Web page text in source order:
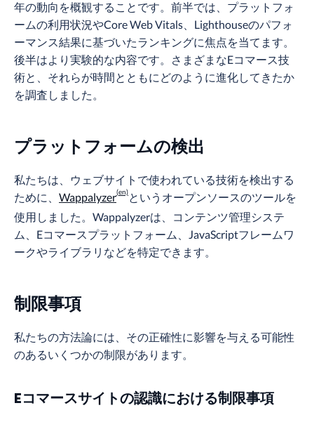
年の動向を概観することです。前半では、プラットフォ
ームの利用状況やCore Web Vitals、Lighthouseのパフォ
ーマンス結果に基づいたランキングに焦点を当てます。
後半はより実験的な内容です。さまざまなEコマース技
術と、それらが時間とともにどのように進化してきたか
を調査しました。
プラットフォームの検出
私たちは、ウェブサイトで使われている技術を検出する
ために、 Wappalyzer
というオープンソースのツールを
使用しました。Wappalyzerは、コンテンツ管理システ
ム、Eコマースプラットフォーム、JavaScriptフレームワ
ークやライブラリなどを特定できます。
制限事項
私たちの方法論には、その正確性に影響を与える可能性
のあるいくつかの制限があります。
Eコマースサイトの認識における制限事項